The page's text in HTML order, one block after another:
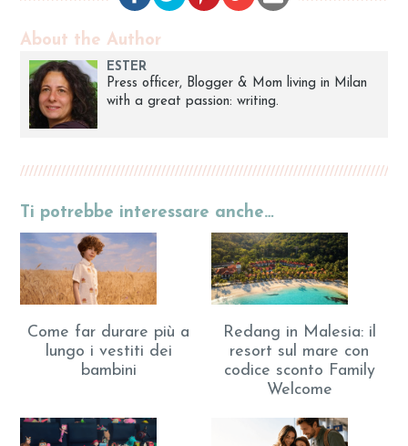
About the Author
ESTER
Press officer, Blogger & Mom living in Milan
with a great passion: writing.
Ti potrebbe interessare anche…
Come far durare più a
lungo i vestiti dei
bambini
Redang in Malesia: il
resort sul mare con
codice sconto Family
Welcome